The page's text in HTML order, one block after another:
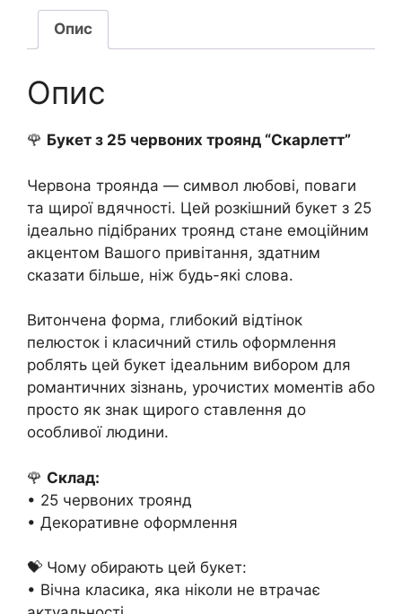
Опис
Опис
🌹 Букет з 25 червоних троянд “Скарлетт”
Червона троянда — символ любові, поваги
та щирої вдячності. Цей розкішний букет з 25
ідеально підібраних троянд стане емоційним
акцентом Вашого привітання, здатним
сказати більше, ніж будь-які слова.
Витончена форма, глибокий відтінок
пелюсток і класичний стиль оформлення
роблять цей букет ідеальним вибором для
романтичних зізнань, урочистих моментів або
просто як знак щирого ставлення до
особливої людини.
🌹 Склад:
• 25 червоних троянд
• Декоративне оформлення
💝 Чому обирають цей букет:
• Вічна класика, яка ніколи не втрачає